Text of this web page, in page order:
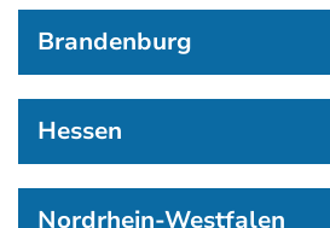
Brandenburg
Hessen
Nordrhein-Westfalen